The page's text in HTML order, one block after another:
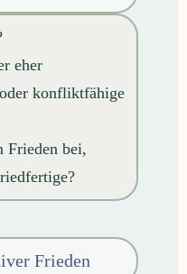
eher
konfliktfähige
Frieden bei,
Frieden